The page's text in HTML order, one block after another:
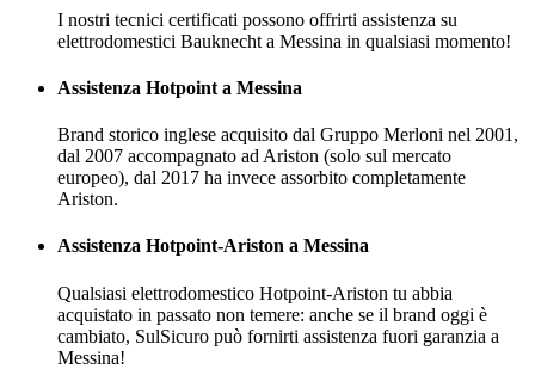
I nostri tecnici certificati possono offrirti assistenza su
elettrodomestici Bauknecht a Messina in qualsiasi momento!
Assistenza Hotpoint a Messina
Brand storico inglese acquisito dal Gruppo Merloni nel 2001,
dal 2007 accompagnato ad Ariston (solo sul mercato
europeo), dal 2017 ha invece assorbito completamente
Ariston.
Assistenza Hotpoint-Ariston a Messina
Qualsiasi elettrodomestico Hotpoint-Ariston tu abbia
acquistato in passato non temere: anche se il brand oggi è
cambiato, SulSicuro può fornirti assistenza fuori garanzia a
Messina!